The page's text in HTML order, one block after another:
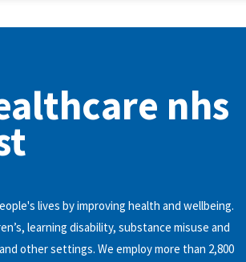
nhs
lives by improving health and wellbeing.
learning disability, substance misuse and
other settings. We employ more than 2,800